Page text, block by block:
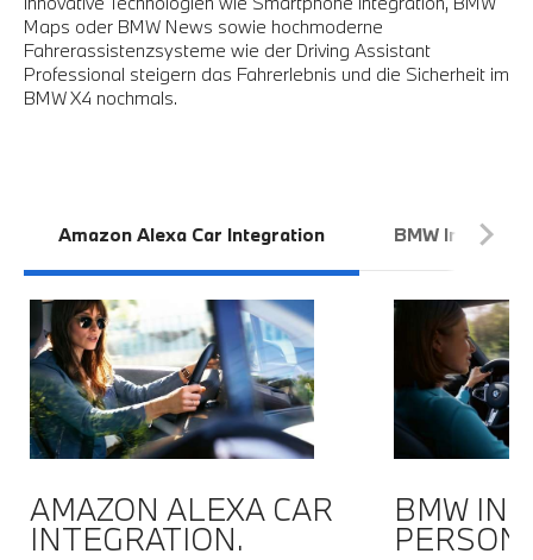
Maps oder BMW News sowie hochmoderne
Fahrerassistenzsysteme wie der Driving Assistant
Professional steigern das Fahrerlebnis und die Sicherheit im
BMW X4 nochmals.
Amazon Alexa Car Integration BMW
AMAZON ALEXA CAR
INTEGRATION.
BMW